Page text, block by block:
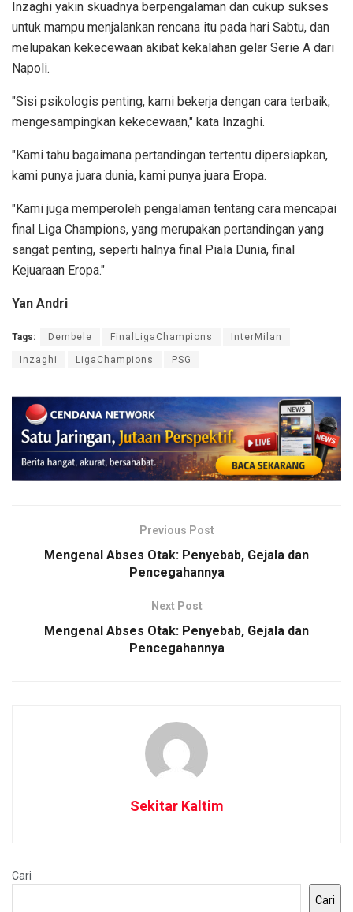
Inzaghi yakin skuadnya berpengalaman dan cukup sukses
untuk mampu menjalankan rencana itu pada hari Sabtu, dan
melupakan kekecewaan akibat kekalahan gelar Serie A dari
Napoli.
"Sisi psikologis penting, kami bekerja dengan cara terbaik,
mengesampingkan kekecewaan," kata Inzaghi.
"Kami tahu bagaimana pertandingan tertentu dipersiapkan,
kami punya juara dunia, kami punya juara Eropa.
"Kami juga memperoleh pengalaman tentang cara mencapai
final Liga Champions, yang merupakan pertandingan yang
sangat penting, seperti halnya final Piala Dunia, final
Kejuaraan Eropa."
Yan Andri
Tags: Dembele FinalLigaChampions InterMilan
Inzaghi LigaChampions PSG
Previous Post
Mengenal Abses Otak: Penyebab, Gejala dan
Pencegahannya
Next Post
Mengenal Abses Otak: Penyebab, Gejala dan
Pencegahannya
Sekitar Kaltim
Cari
Cari